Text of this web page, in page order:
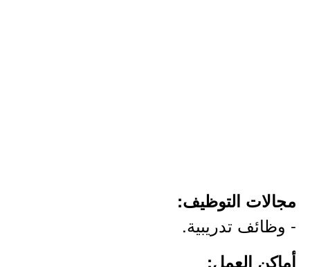
مجالات التوظيف:
- وظائف تدريبية.
أماكن العمل: